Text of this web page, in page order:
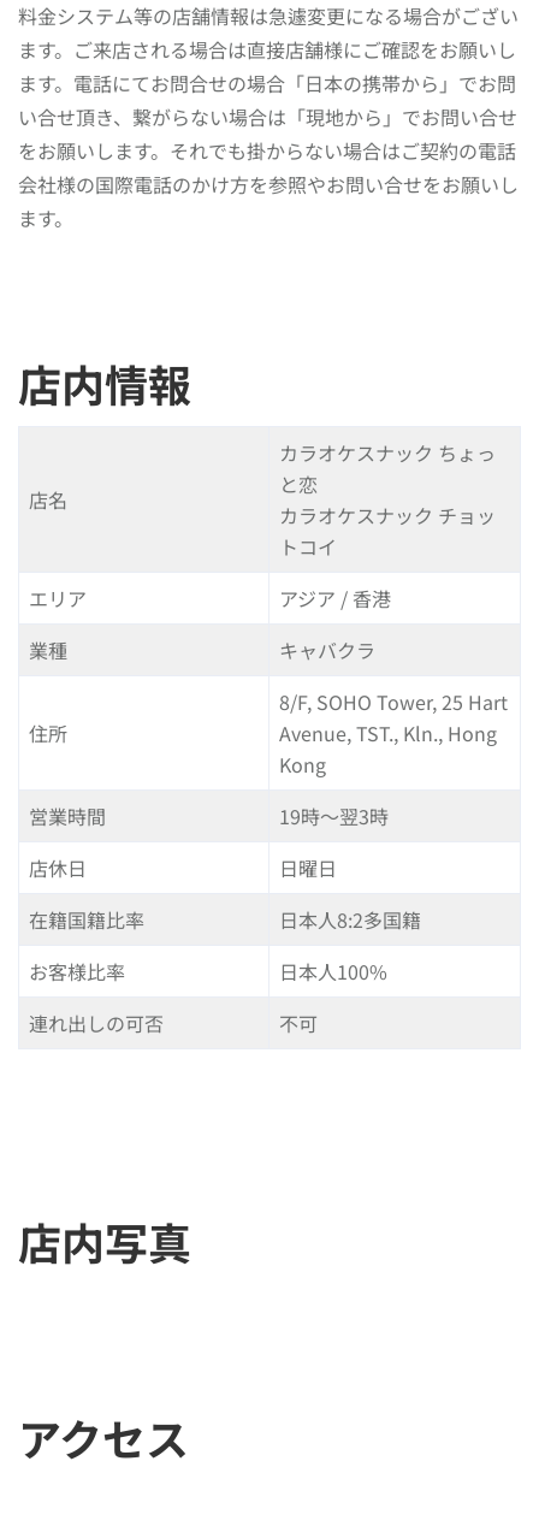
料金システム等の店舗情報は急遽変更になる場合がござい
ます。ご来店される場合は直接店舗様にご確認をお願いし
ます。電話にてお問合せの場合「日本の携帯から」でお問
い合せ頂き、繋がらない場合は「現地から」でお問い合せ
をお願いします。それでも掛からない場合はご契約の電話
会社様の国際電話のかけ方を参照やお問い合せをお願いし
ます。
店内情報
店名
カラオケスナック ちょっ
と恋
カラオケスナック チョッ
トコイ
エリア
アジア / 香港
業種
キャバクラ
住所
8/F, SOHO Tower, 25 Hart
Avenue, TST., Kln., Hong
Kong
営業時間
19時～翌3時
店休日
日曜日
在籍国籍比率
日本人8:2多国籍
お客様比率
日本人100%
連れ出しの可否
不可
店内写真
アクセス